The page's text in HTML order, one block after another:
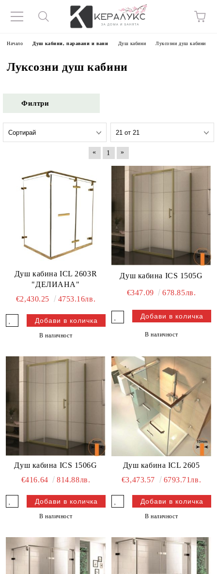
Начало Душ кабини, паравани и вани Душ кабини Луксозни душ кабини
Луксозни душ кабини
Филтри
« 1 »
Душ кабина ICL 2603R
"ДЕЛИАНА"
€2,430.25
4753.16лв.
В наличност
Душ кабина ICS 1505G
€347.09 678.85лв.
В наличност
Душ кабина ICS 1506G
€416.64
814.88лв.
В наличност
Душ кабина ICL 2605
€3,473.57
6793.71лв.
В наличност